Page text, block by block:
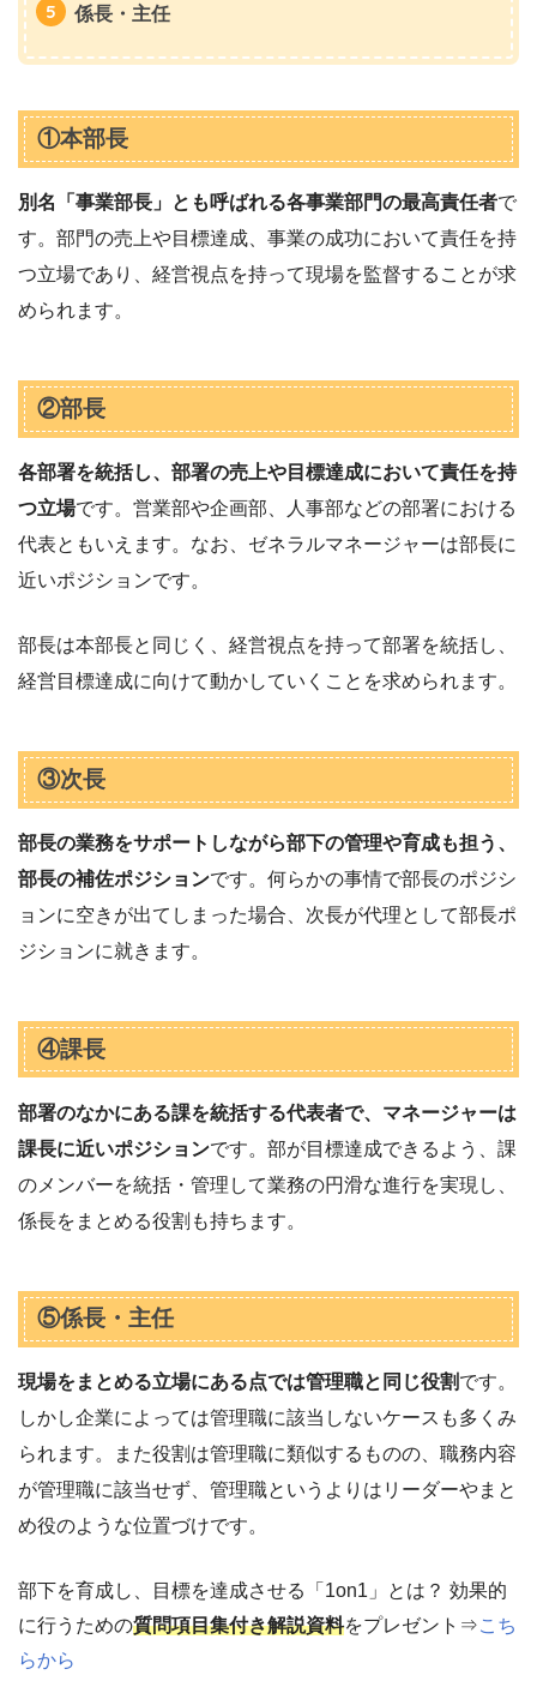
係長・主任
①本部長
別名「事業部長」とも呼ばれる各事業部門の最高責任者で
す。部門の売上や目標達成、事業の成功において責任を持
つ立場であり、経営視点を持って現場を監督することが求
められます。
②部長
各部署を統括し、部署の売上や目標達成において責任を持
つ立場です。営業部や企画部、人事部などの部署における
代表ともいえます。なお、ゼネラルマネージャーは部長に
近いポジションです。
部長は本部長と同じく、経営視点を持って部署を統括し、
経営目標達成に向けて動かしていくことを求められます。
③次長
部長の業務をサポートしながら部下の管理や育成も担う、
部長の補佐ポジションです。何らかの事情で部長のポジシ
ョンに空きが出てしまった場合、次長が代理として部長ポ
ジションに就きます。
④課長
部署のなかにある課を統括する代表者で、マネージャーは
課長に近いポジションです。部が目標達成できるよう、課
のメンバーを統括・管理して業務の円滑な進行を実現し、
係長をまとめる役割も持ちます。
⑤係長・主任
現場をまとめる立場にある点では管理職と同じ役割です。
しかし企業によっては管理職に該当しないケースも多くみ
られます。また役割は管理職に類似するものの、職務内容
が管理職に該当せず、管理職というよりはリーダーやまと
め役のような位置づけです。
部下を育成し、目標を達成させる「1on1」とは？ 効果的
に行うための質問項目集付き解説資料をプレゼント⇒こち
らから